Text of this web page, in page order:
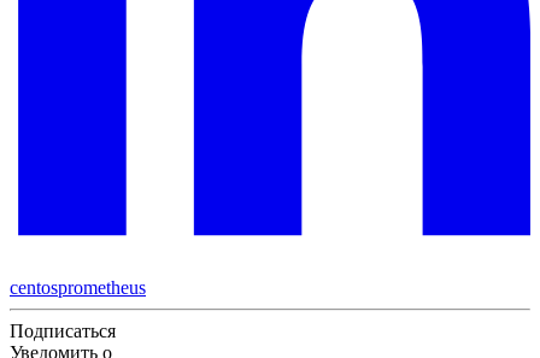
centosprometheus
Подписаться
Уведомить о